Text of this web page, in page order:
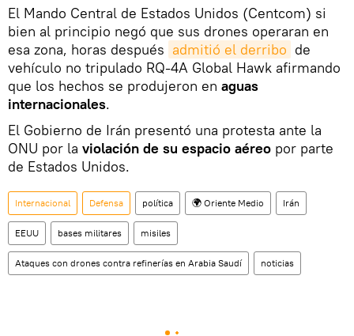
El Mando Central de Estados Unidos (Centcom) si
bien al principio negó que sus drones operaran en
esa zona, horas después admitió el derribo de
vehículo no tripulado RQ-4A Global Hawk afirmando
que los hechos se produjeron en aguas
internacionales.
El Gobierno de Irán presentó una protesta ante la
ONU por la violación de su espacio aéreo por parte
de Estados Unidos.
Internacional Defensa política 🌍 Oriente Medio Irán
EEUU bases militares misiles
Ataques con drones contra refinerías en Arabia Saudí noticias